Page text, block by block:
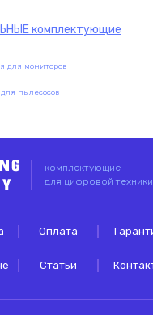
комплектующие
для мониторов
пылесосов
комплектующие
для цифровой техники
Оплата
Статьи